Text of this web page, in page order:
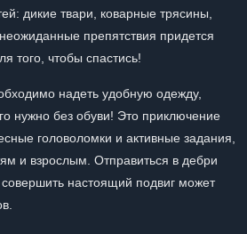
дикие твари, коварные трясины,
препятствия придется
того, чтобы спастись!
надеть удобную одежду,
нужно без обуви! Это приключение
головоломки и активные задания,
и взрослым. Отправиться в дебри
настоящий подвиг может